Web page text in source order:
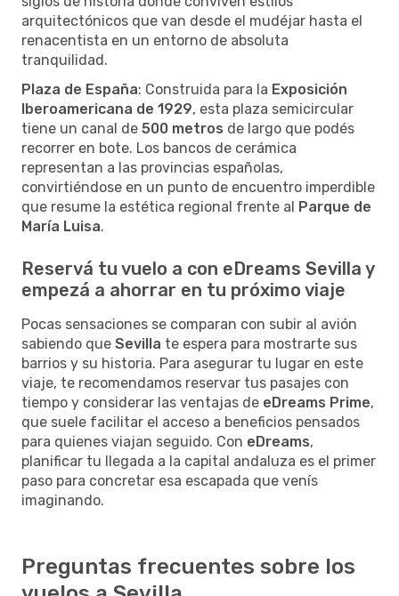
arquitectónicos que van desde el mudéjar hasta el
renacentista en un entorno de absoluta
tranquilidad.
Plaza de España: Construida para la Exposición
Iberoamericana de 1929, esta plaza semicircular
tiene un canal de 500 metros de largo que podés
recorrer en bote. Los bancos de cerámica
representan a las provincias españolas,
convirtiéndose en un punto de encuentro imperdible
que resume la estética regional frente al Parque de
María Luisa.
Reservá tu vuelo a con eDreams Sevilla y
empezá a ahorrar en tu próximo viaje
Pocas sensaciones se comparan con subir al avión
sabiendo que Sevilla te espera para mostrarte sus
barrios y su historia. Para asegurar tu lugar en este
viaje, te recomendamos reservar tus pasajes con
tiempo y considerar las ventajas de eDreams Prime,
que suele facilitar el acceso a beneficios pensados
para quienes viajan seguido. Con eDreams,
planificar tu llegada a la capital andaluza es el primer
paso para concretar esa escapada que venís
imaginando.
Preguntas frecuentes sobre los